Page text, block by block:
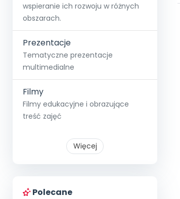
wspieranie ich rozwoju w różnych
obszarach.
Prezentacje
Tematyczne prezentacje
multimedialne
Filmy
Filmy edukacyjne i obrazujące
treść zajęć
Więcej
Polecane